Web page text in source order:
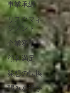
事業承継
リスクマネ
ジメント
企業変革
顧客満足
発想の転換
弱みを活か